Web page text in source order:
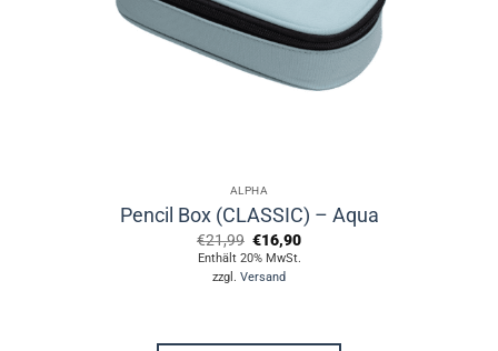
ALPHA
Pencil Box (CLASSIC) – Aqua
€21,99 Ursprünglicher
Preis
war:
€21,99
€16,90Aktueller
Enthält 20% MwSt.
zzgl. Versand